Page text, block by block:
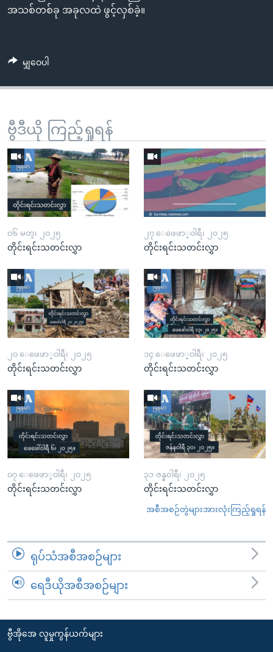
သို့အသစ်တစ်ခု အခုလထဲ ဖွင့်လှစ်ခဲ့။
မျှဝေပါ
ဗွီဒီယို ကြည့်ရှုရန်
၀၆ မတ္၊ ၂၀၂၅
တိုင်းရင်းသတင်းလွှာ
၂၇ ေဖေဖာ္၀ါရီ၊ ၂၀၂၅
တိုင်းရင်းသတင်းလွှာ
၂၀ ေဖေဖာ္၀ါရီ၊ ၂၀၂၅
တိုင်းရင်းသတင်းလွှာ
၁၄ ေဖေဖာ္၀ါရီ၊ ၂၀၂၅
တိုင်းရင်းသတင်းလွှာ
၀၇ ေဖေဖာ္၀ါရီ၊ ၂၀၂၅
တိုင်းရင်းသတင်းလွှာ
၃၁ ဇန္နဝါရီ၊ ၂၀၂၅
တိုင်းရင်းသတင်းလွှာ
အစီအစဉ်တွဲများအားလုံးကြည့်ရှုရန်
ရုပ်သံအစီအစဉ်များ
ရေဒီယိုအစီအစဉ်များ
ဗွီအိုအေ လူမှုကွန်ယက်များ